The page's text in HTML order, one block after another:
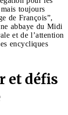
toujours
de François”,
abbaye du Midi
et de l’attention
encycliques
et défis